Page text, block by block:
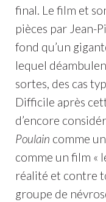
final. Le film et
pièces par Jean-
fond qu’un
lequel
sortes, des cas
Difficile après
d’encore
Poulain comme
comme un film «
réalité et contre
groupe de